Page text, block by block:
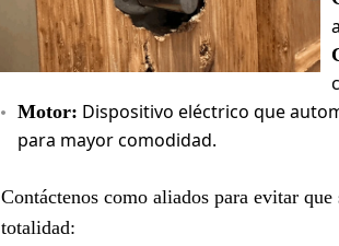
Motor: Dispositivo eléctrico que
para mayor comodidad.
Contáctenos como aliados para evitar
totalidad: